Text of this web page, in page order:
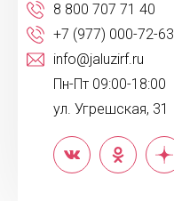
8 800 707 71 40
+7 (977) 000-72-63
info@jaluzirf.ru
Пн-Пт 09:00-18:00
ул. Угрешская, 31